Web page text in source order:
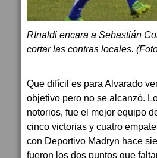
RInaldi encara a Sebastián
cortar las contras locales.
Que difícil es para Alvarado
objetivo pero no se alcanzó.
notorios, fue el mejor equipo
cinco victorias y cuatro
con Deportivo Madryn hace
fueron los dos puntos que